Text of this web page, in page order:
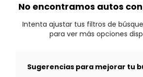
No encontramos autos
Intenta ajustar tus filtros de
para ver más opciones
Sugerencias para mejorar tu